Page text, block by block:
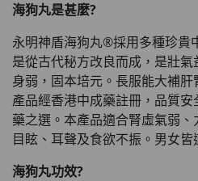
海狗丸是甚麼?
永明神盾海狗丸®採用多種珍貴
是從古代秘方改良而成，是壯
身弱，固本培元。長服能大補肝
產品經香港中成藥註冊，品質
藥之選。本產品適合腎虛氣弱
目眩、耳聲及食欲不振。男女皆
海狗丸功效?